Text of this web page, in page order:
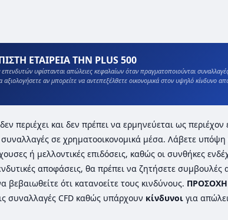
ΕΤΑΙΡΕΙΑ ΤΗΝ PLUS 500
υφίστανται απώλειες κεφαλαίων όταν πραγματοποιούνται
αν μπορείτε να αντεπεξέλθετε οικονομικά στον υψηλό κίνδυνο
περιέχει και δεν πρέπει να ερμηνεύεται ως
σε χρηματοοικονομικά μέσα. Λάβετε
ή μελλοντικές επιδόσεις, καθώς οι συνθήκες
αποφάσεις, θα πρέπει να ζητήσετε συμβουλές
ότι κατανοείτε τους κινδύνους. ΠΡΟΣΟΧΗ
συναλλαγές CFD καθώς υπάρχουν κίνδυνοι για